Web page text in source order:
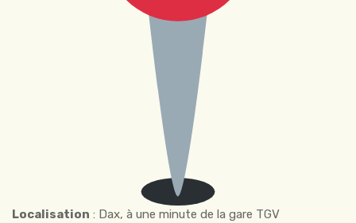
Localisation : Dax, à une minute de la gare TGV